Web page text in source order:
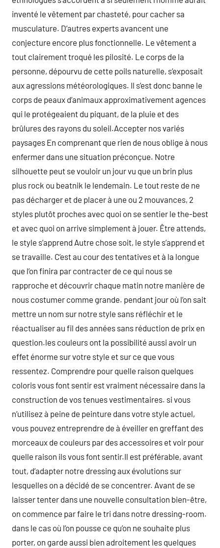
inventé le vêtement par chasteté, pour cacher sa
musculature. D’autres experts avancent une
conjecture encore plus fonctionnelle. Le vêtement a
tout clairement troqué les pilosité. Le corps de la
personne, dépourvu de cette poils naturelle, s’exposait
aux agressions météorologiques. Il s’est donc banne le
corps de peaux d’animaux approximativement agences
qui le protégeaient du piquant, de la pluie et des
brûlures des rayons du soleil.Accepter nos variés
paysages En comprenant que rien de nous oblige à nous
enfermer dans une situation préconçue. Notre
silhouette peut se vouloir un jour vu que un brin plus
plus rock ou beatnik le lendemain. Le tout reste de ne
pas décharger et de placer à une ou 2 mouvances, 2
styles plutôt proches avec quoi on se sentier le the-best
et avec quoi on arrive simplement à jouer. Être attends,
le style s’apprend Autre chose soit, le style s’apprend et
se travaille. C’est au cour des tentatives et à la longue
que l’on finira par contracter de ce qui nous se
rapproche et découvrir chaque matin notre manière de
nous costumer comme grande. pendant jour où l’on sait
mettre un nom sur notre style sans réfléchir et le
réactualiser au fil des années sans réduction de prix en
question.les couleurs ont la possibilité aussi avoir un
effet énorme sur votre style et sur ce que vous
ressentez. Comprendre pour quelle raison quelques
coloris vous font sentir est vraiment nécessaire dans la
construction de vos tenues vestimentaires. si vous
n’utilisez à peine de peinture dans votre style actuel,
vous pouvez entreprendre de à éveiller en greffant des
morceaux de couleurs par des accessoires et voir pour
quelle raison ils vous font sentir.Il est préférable, avant
tout, d’adapter notre dressing aux évolutions sur
lesquelles on a décidé de se concentrer. Avant de se
laisser tenter dans une nouvelle consultation bien-être,
on commence par faire le tri dans notre dressing-room.
dans le cas où l’on pousse ce qu’on ne souhaite plus
porter, on garde aussi bien adroitement les quelques